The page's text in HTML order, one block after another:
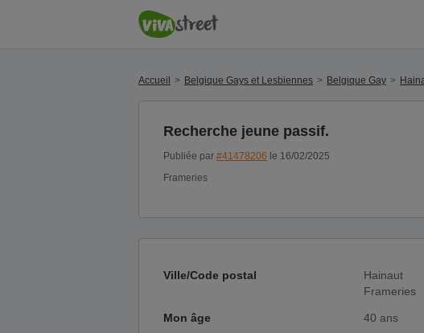
Accueil Belgique Gays et Lesbiennes Belgique Gay
Recherche jeune passif.
Publiée par #41478206 le 16/02/2025
Frameries
Ville/Code postal
Hainaut
Frameries
Mon âge 40 ans